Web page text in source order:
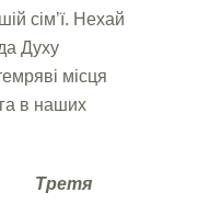
сім’ї. Нехай
Духу
місця
в наших